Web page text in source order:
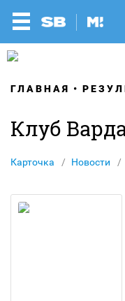
ГЛАВНАЯ
Клуб
Карточка Новости